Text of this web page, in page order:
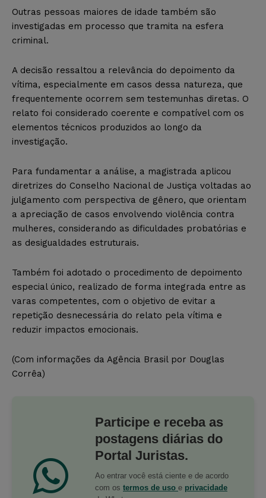
Outras pessoas maiores de idade também são
investigadas em processo que tramita na esfera
criminal.
A decisão ressaltou a relevância do depoimento da
vítima, especialmente em casos dessa natureza, que
frequentemente ocorrem sem testemunhas diretas. O
relato foi considerado coerente e compatível com os
elementos técnicos produzidos ao longo da
investigação.
Para fundamentar a análise, a magistrada aplicou
diretrizes do Conselho Nacional de Justiça voltadas ao
julgamento com perspectiva de gênero, que orientam
a apreciação de casos envolvendo violência contra
mulheres, considerando as dificuldades probatórias e
as desigualdades estruturais.
Também foi adotado o procedimento de depoimento
especial único, realizado de forma integrada entre as
varas competentes, com o objetivo de evitar a
repetição desnecessária do relato pela vítima e
reduzir impactos emocionais.
(Com informações da Agência Brasil por Douglas
Corrêa)
Participe e receba as
postagens diárias do
Portal Juristas.
Ao entrar você está ciente e de acordo
com os termos de uso e privacidade